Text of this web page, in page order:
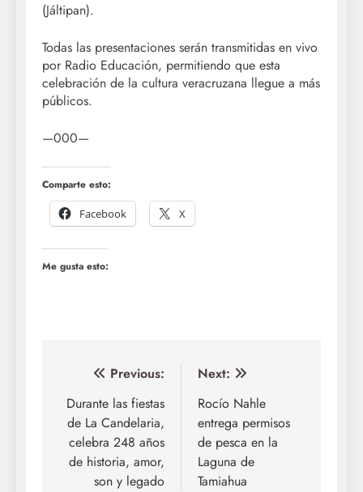
(Jáltipan).
Todas las presentaciones serán transmitidas en vivo
por Radio Educación, permitiendo que esta
celebración de la cultura veracruzana llegue a más
públicos.
—000—
Comparte esto:
Facebook
X
Me gusta esto:
Navegación
de
entradas
Previous:
Durante las fiestas
de La Candelaria,
celebra 248 años
de historia, amor,
son y legado
Next:
Rocío Nahle
entrega permisos
de pesca en la
Laguna de
Tamiahua